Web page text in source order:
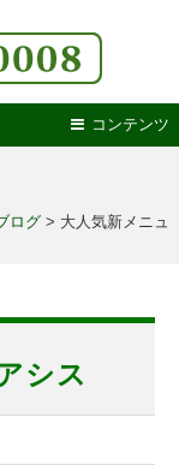
コンテンツ
ログ > 大人気新メニュ
シス